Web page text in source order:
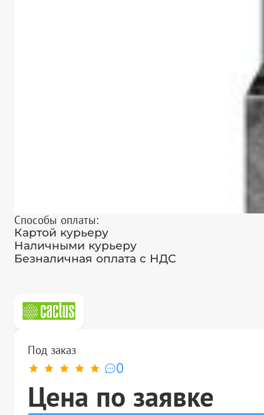
Способы оплаты:
Картой курьеру
Наличными курьеру
Безналичная оплата с НДС
Под заказ
0
Цена по заявке